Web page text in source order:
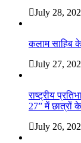
July 28,
कलाम साहिब
July 27,
राष्ट्रीय
27” में
July 26,